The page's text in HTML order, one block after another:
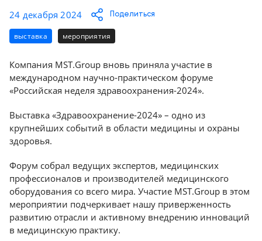
Trade-
in
Демозалы
и
Отзывы
о
Контакты
8
500-
24 декабря 2024 Поделиться
выставка мероприятия
Компания MST.Group вновь приняла участие в
международном научно-практическом форуме
«Российская неделя здравоохранения-2024».
Выставка «Здравоохранение-2024» – одно из
крупнейших событий в области медицины и охраны
здоровья.
Форум собрал ведущих экспертов, медицинских
профессионалов и производителей медицинского
оборудования со всего мира. Участие MST.Group в этом
мероприятии подчеркивает нашу приверженность
развитию отрасли и активному внедрению инноваций
в медицинскую практику.